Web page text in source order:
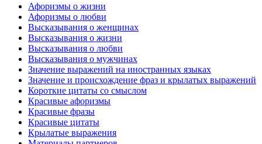
Афоризмы о жизни
Афоризмы о любви
Высказывания о женщинах
Высказывания о жизни
Высказывания о любви
Высказывания о мужчинах
Значение выражений на иностранных языках
Значение и происхождение фраз и крылатых выражений
Короткие цитаты со смыслом
Красивые афоризмы
Красивые фразы
Красивые цитаты
Крылатые выражения